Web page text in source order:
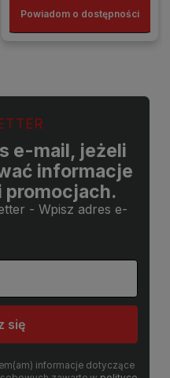
Powiadom o dostępności
e-mail, jeżeli
informacje
promocjach.
- Wpisz adres e-
się
informacje dotyczące